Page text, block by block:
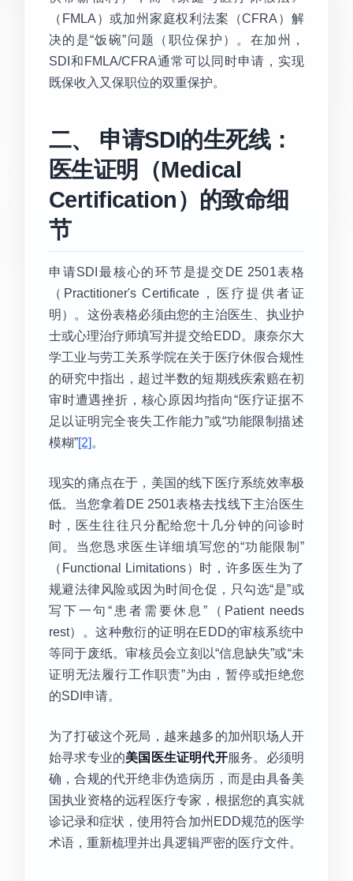
（FMLA）或加州家庭权利法案（CFRA）解
决的是“饭碗”问题（职位保护）。在加州，
SDI和FMLA/CFRA通常可以同时申请，实现
既保收入又保职位的双重保护。
二、 申请SDI的生死线：
医生证明（Medical
Certification）的致命细
节
申请SDI最核心的环节是提交DE 2501表格
（Practitioner's Certificate，医疗提供者证
明）。这份表格必须由您的主治医生、执业护
士或心理治疗师填写并提交给EDD。康奈尔大
学工业与劳工关系学院在关于医疗休假合规性
的研究中指出，超过半数的短期残疾索赔在初
审时遭遇挫折，核心原因均指向“医疗证据不
足以证明完全丧失工作能力”或“功能限制描述
模糊”[2] 。
现实的痛点在于，美国的线下医疗系统效率极
低。当您拿着DE 2501表格去找线下主治医生
时，医生往往只分配给您十几分钟的问诊时
间。当您恳求医生详细填写您的“功能限制”
（Functional Limitations）时，许多医生为了
规避法律风险或因为时间仓促，只勾选“是”或
写下一句“患者需要休息”（Patient needs
rest）。这种敷衍的证明在EDD的审核系统中
等同于废纸。审核员会立刻以“信息缺失”或“未
证明无法履行工作职责”为由，暂停或拒绝您
的SDI申请。
为了打破这个死局，越来越多的加州职场人开
始寻求专业的美国医生证明代开服务。必须明
确，合规的代开绝非伪造病历，而是由具备美
国执业资格的远程医疗专家，根据您的真实就
诊记录和症状，使用符合加州EDD规范的医学
术语，重新梳理并出具逻辑严密的医疗文件。